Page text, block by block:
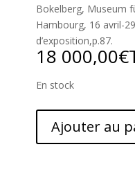
Bokelberg, Museum
Hambourg, 16 avril-
d’exposition,p.87.
18 000,00€
En stock
Ajouter au